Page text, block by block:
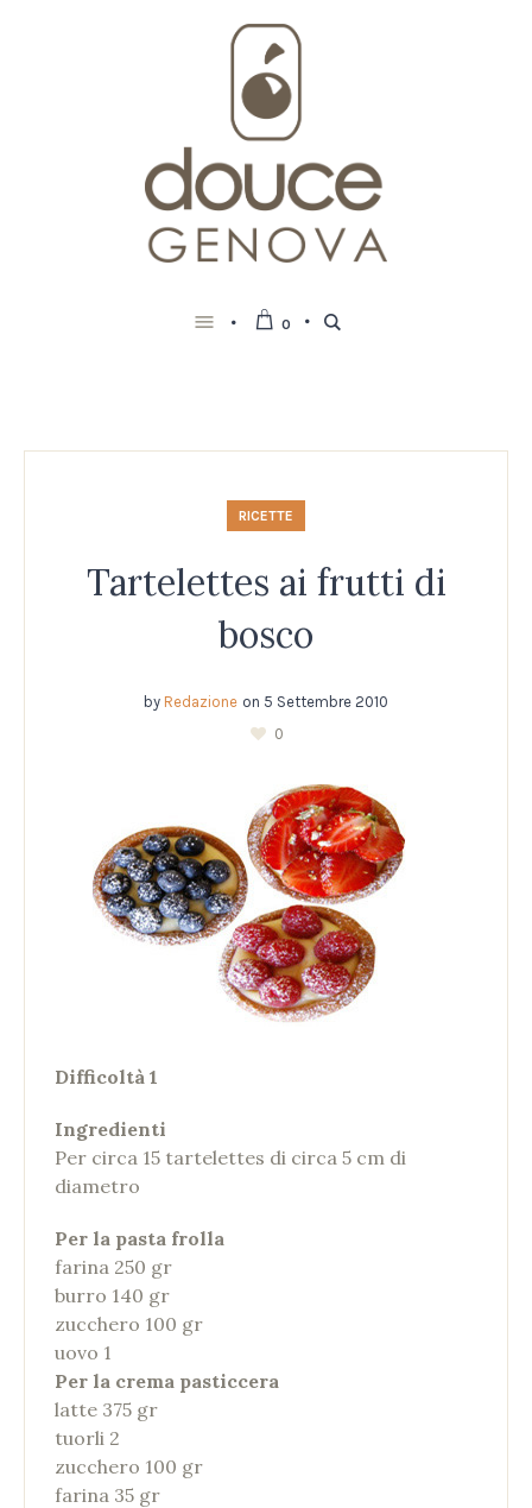
0
RICETTE
Tartelettes ai frutti di
bosco
by Redazione on 5 Settembre 2010
0
Difficoltà 1
Ingredienti
Per circa 15 tartelettes di circa 5 cm di
diametro
Per la pasta frolla
farina 250 gr
burro 140 gr
zucchero 100 gr
uovo 1
Per la crema pasticcera
latte 375 gr
tuorli 2
zucchero 100 gr
farina 35 gr